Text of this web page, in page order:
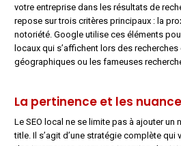
votre entreprise dans les résultats de
repose sur trois critères principaux : la
notoriété. Google utilise ces éléments
locaux qui s’affichent lors des
géographiques ou les fameuses
La pertinence et les
Le SEO local ne se limite pas à ajouter un
title. Il s’agit d’une stratégie complète qui